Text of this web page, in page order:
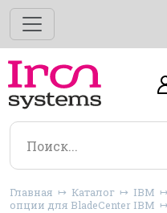
Главная Каталог IBM
опции для BladeCenter IBM